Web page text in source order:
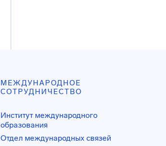
МЕЖДУНАРОДНОЕ
СОТРУДНИЧЕСТВО
Институт международного
образования
Отдел международных связей